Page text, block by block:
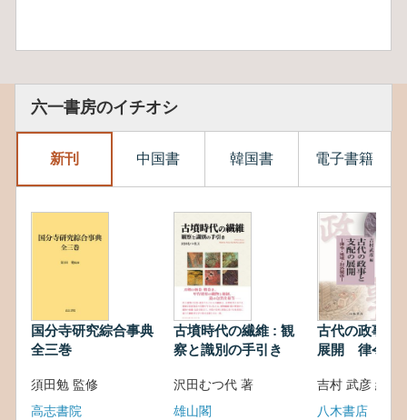
六一書房のイチオシ
新刊 中国書 韓国書 電子書籍
国分寺研究綜合事典
全三巻
須田勉 監修
高志書院
古墳時代の繊維 : 観
察と識別の手引き
沢田むつ代 著
雄山閣
古代の政事と
展開 律令・
吉村 武彦 編集
八木書店